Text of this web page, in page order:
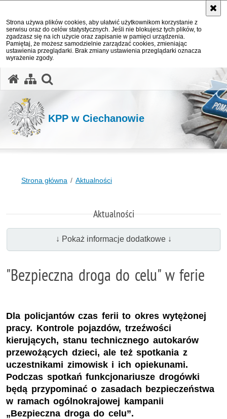
Strona używa plików cookies, aby ułatwić użytkownikom korzystanie z
serwisu oraz do celów statystycznych. Jeśli nie blokujesz tych plików, to
zgadzasz się na ich użycie oraz zapisanie w pamięci urządzenia.
Pamiętaj, że możesz samodzielnie zarządzać cookies, zmieniając
ustawienia przeglądarki. Brak zmiany ustawienia przeglądarki oznacza
wyrażenie zgody.
KPP w Ciechanowie
Strona główna Aktualności
Aktualności
↓ Pokaż informacje dodatkowe ↓
"Bezpieczna droga do celu" w ferie
Dla policjantów czas ferii to okres wytężonej
pracy. Kontrole pojazdów, trzeźwości
kierujących, stanu technicznego autokarów
przewożących dzieci, ale też spotkania z
uczestnikami zimowisk i ich opiekunami.
Podczas spotkań funkcjonariusze drogówki
będą przypominać o zasadach bezpieczeństwa
w ramach ogólnokrajowej kampanii
„Bezpieczna droga do celu”.